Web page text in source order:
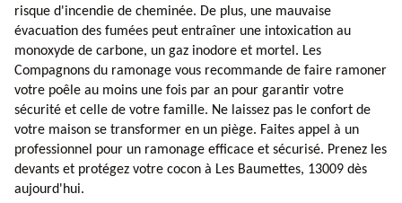
risque d'incendie de cheminée. De plus, une mauvaise
évacuation des fumées peut entraîner une intoxication au
monoxyde de carbone, un gaz inodore et mortel. Les
Compagnons du ramonage vous recommande de faire ramoner
votre poêle au moins une fois par an pour garantir votre
sécurité et celle de votre famille. Ne laissez pas le confort de
votre maison se transformer en un piège. Faites appel à un
professionnel pour un ramonage efficace et sécurisé. Prenez les
devants et protégez votre cocon à Les Baumettes, 13009 dès
aujourd'hui.